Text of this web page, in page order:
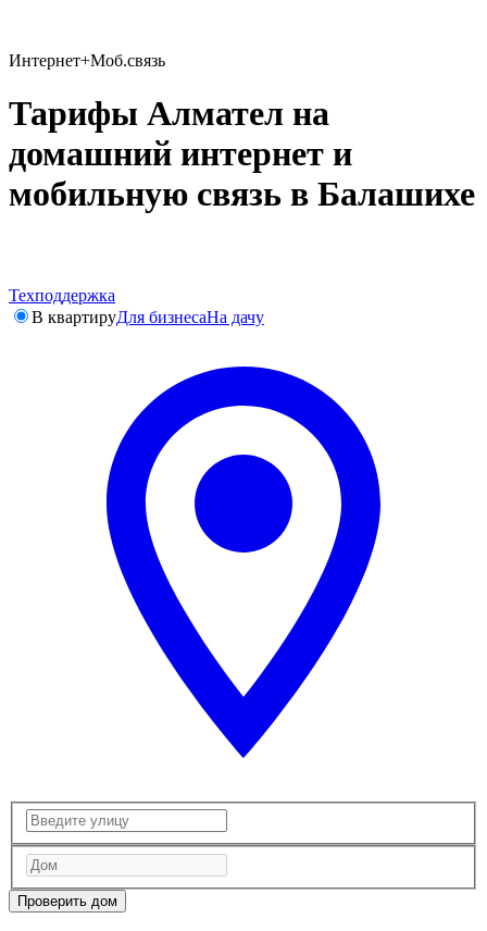
Интернет+Моб.связь
Тарифы Алмател на
домашний интернет и
мобильную связь в Балашихе
Техподдержка
В квартируДля бизнесаНа дачу
Проверить дом